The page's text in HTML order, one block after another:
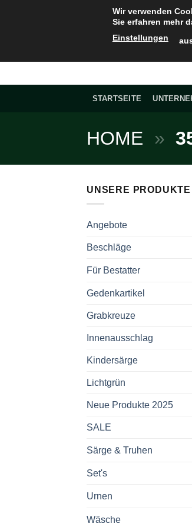
STARTSEITE
HOME »
UNSERE PRODUKTE
Angebote
Beschläge
Für Bestatter
Gedenkartikel
Grabkreuze
Innenausschlag
Kindersärge
Lichtgrün
Neue Produkte 2025
SALE
Särge & Truhen
Set's
Urnen
Wäsche
Wir verwenden
Sie erfahren mehr
Einstellungen